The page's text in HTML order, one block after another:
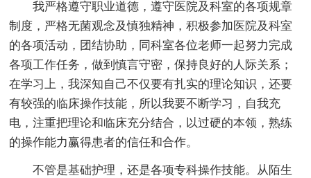
我严格遵守职业道德，遵守医院及科室的各项规章
制度，严格无菌观念及慎独精神，积极参加医院及科室
的各项活动，团结协助，同科室各位老师一起努力完成
各项工作任务，做到慎言守密，保持良好的人际关系；
在学习上，我深知自己不仅要有扎实的理论知识，还要
有较强的临床操作技能，所以我要不断学习，自我充
电，注重把理论和临床充分结合，以过硬的本领，熟练
的操作能力赢得患者的信任和合作。
不管是基础护理，还是各项专科操作技能。从陌生